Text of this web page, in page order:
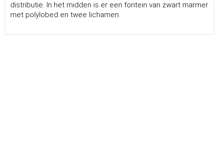
distributie. In het midden is er een fontein van zwart marmer
met polylobed en twee lichamen.